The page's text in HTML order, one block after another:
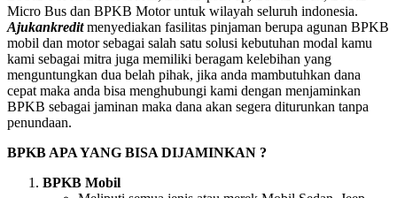
Micro Bus dan BPKB Motor untuk wilayah seluruh indonesia.
Ajukankreditmenyediakan fasilitas pinjaman berupa agunan BPKB
mobil dan motor sebagai salah satu solusi kebutuhan modal kamu
kami sebagai mitra juga memiliki beragam kelebihan yang
menguntungkan dua belah pihak, jika anda mambutuhkan dana
cepat maka anda bisa menghubungi kami dengan menjaminkan
BPKB sebagai jaminan maka dana akan segera diturunkan tanpa
penundaan.
BPKB APA YANG BISA DIJAMINKAN ?
BPKB Mobil